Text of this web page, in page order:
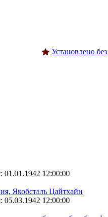
Установлено
01.01.1942 12:00:00
Якобсталь Цайтхайн
05.03.1942 12:00:00